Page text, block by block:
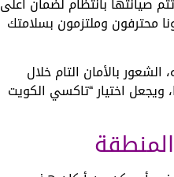
محترفون وملتزمون بسلامتك
بالأمان التام خلال
ويجعل اختيار “تاكسي الكويت